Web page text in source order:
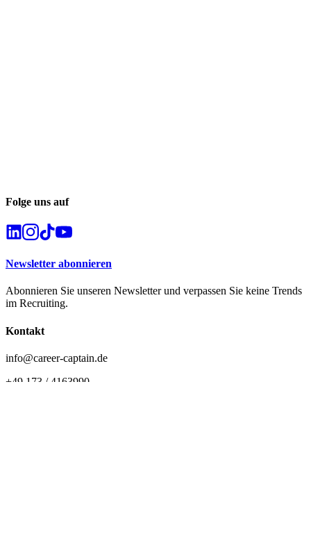
Folge uns auf
Newsletter abonnieren
Abonnieren Sie unseren Newsletter und verpassen Sie keine Trends
im Recruiting.
Kontakt
info@career-captain.de
+49 173 / 4163990